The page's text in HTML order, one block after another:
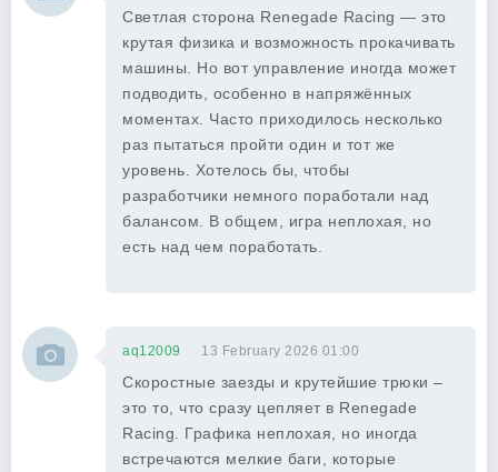
Светлая сторона Renegade Racing — это
крутая физика и возможность прокачивать
машины. Но вот управление иногда может
подводить, особенно в напряжённых
моментах. Часто приходилось несколько
раз пытаться пройти один и тот же
уровень. Хотелось бы, чтобы
разработчики немного поработали над
балансом. В общем, игра неплохая, но
есть над чем поработать.
aq12009 13 February 2026 01:00
Скоростные заезды и крутейшие трюки –
это то, что сразу цепляет в Renegade
Racing. Графика неплохая, но иногда
встречаются мелкие баги, которые